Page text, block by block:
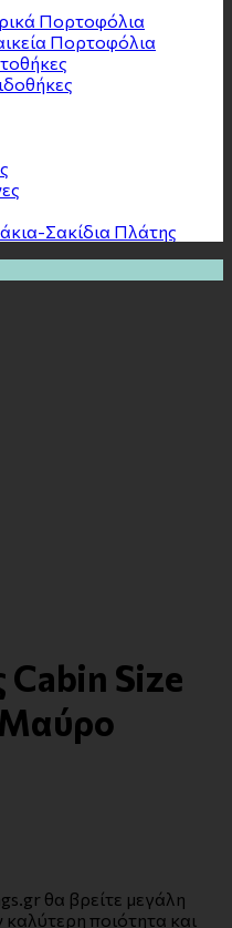
Πορτοφόλια
Πορτοφόλια
Σακίδια Πλάτης
Cabin Size
Μαύρο
θα βρείτε μεγάλη
ποιότητα και